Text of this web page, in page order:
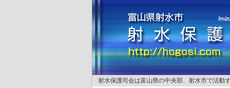
射水保護司会は富山県の中央部、射水市で活動